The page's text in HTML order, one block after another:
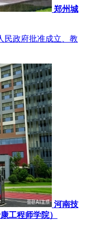
郑州城
民政府批准成立、教
河南技
工程师学院）